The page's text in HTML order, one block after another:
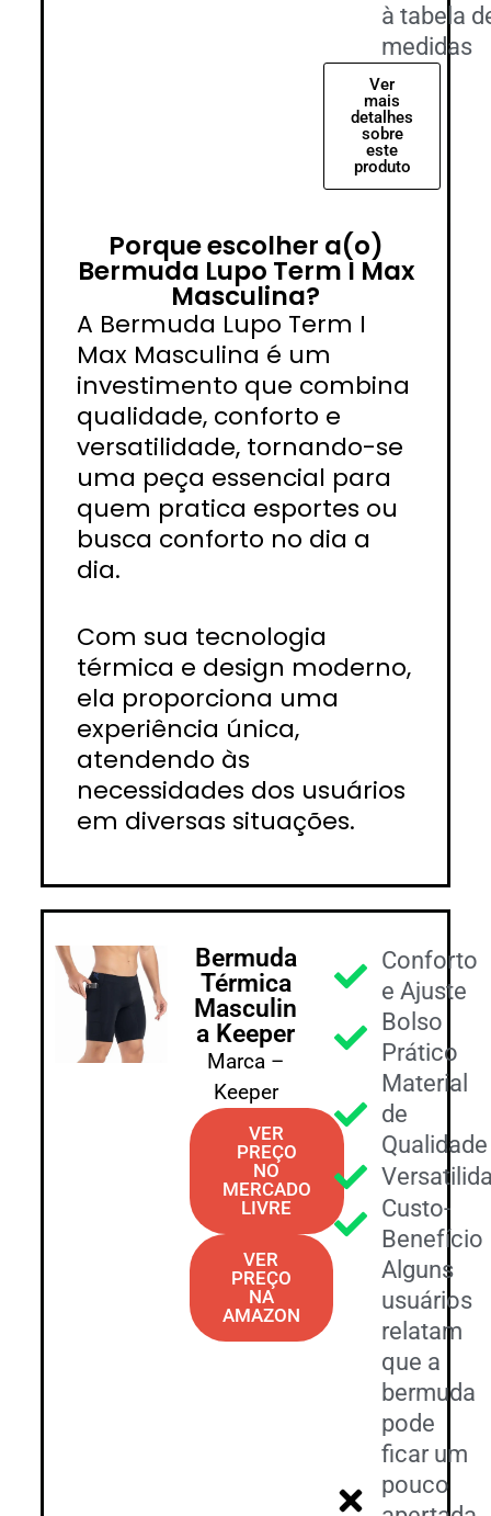
à tabela
medidas
Ver
mais
detalhes
sobre
este
produto
Porque escolher a(o)
Bermuda Lupo Term I Max
Masculina?
A Bermuda Lupo Term I
Max Masculina é um
investimento que combina
qualidade, conforto e
versatilidade, tornando-se
uma peça essencial para
quem pratica esportes ou
busca conforto no dia a
dia.
Com sua tecnologia
térmica e design moderno,
ela proporciona uma
experiência única,
atendendo às
necessidades dos usuários
em diversas situações.
Bermuda
Térmica
Masculin
a Keeper
Marca –
Keeper
VER
PREÇO
NO
MERCADO
LIVRE
VER
PREÇO
NA
AMAZON
Conforto
e Ajuste
Bolso
Prático
Material
de
Qualidade
Custo-
Benefício
Alguns
usuários
relatam
que a
bermuda
pode
ficar um
pouco